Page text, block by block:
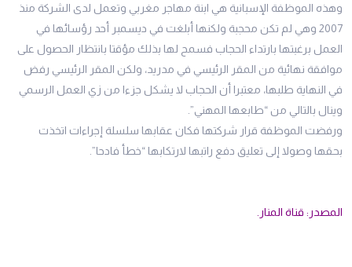
وهذه الموظفة الإسبانية هي ابنة مهاجر مغربي وتعمل لدى الشركة منذ
2007 وهي لم تكن محجبة ولكنها أبلغت في ديسمبر أحد رؤسائها في
العمل برغبتها بارتداء الحجاب فسمح لها بذلك مؤقتا بانتظار الحصول على
موافقة نهائية من المقر الرئيسي في مدريد، ولكن المقر الرئيسي رفض
في النهاية طلبها، معتبرا أن الحجاب لا يشكل جزءا من زي العمل الرسمي
وينال بالتالي من “طابعها المهني”.
ورفضت الموظفة قرار شركتها فكان عقابها سلسلة إجراءات اتخذت
بحقها وصولا إلى تعليق دفع راتبها لارتكابها “خطأ فادحا”.
المصدر: قناة المنار.